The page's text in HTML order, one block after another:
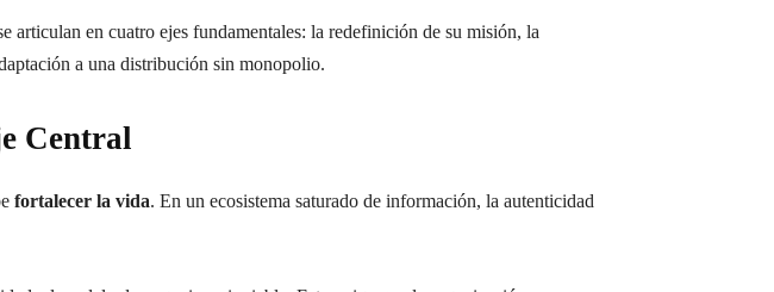
articulan en cuatro ejes fundamentales: la redefinición de su misión, la
a una distribución sin monopolio.
Central
fortalecer la vida. En un ecosistema saturado de información, la autenticidad